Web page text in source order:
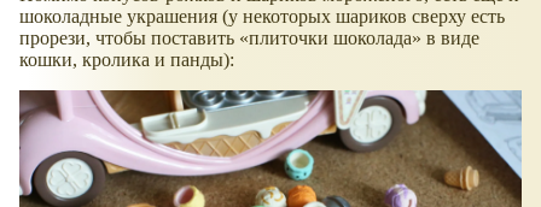
шоколадные украшения (у некоторых шариков сверху есть
прорези, чтобы поставить
плиточки шоколада
в виде
кошки, кролика и панды):